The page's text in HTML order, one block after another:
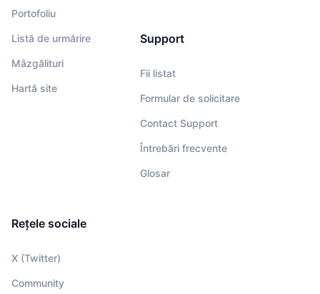
Portofoliu
Listă de urmărire
Mâzgălituri
Hartă site
Support
Fii listat
Formular de solicitare
Contact Support
Întrebări frecvente
Glosar
Rețele sociale
X (Twitter)
Community